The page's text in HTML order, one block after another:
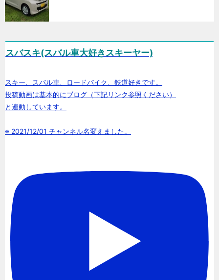
スバスキ(スバル車大好きスキーヤー)
スキー、スバル車、ロードバイク、鉄道好きです。
投稿動画は基本的にブログ（下記リンク参照ください）
と連動しています。
※ 2021/12/01 チャンネル名変えました。